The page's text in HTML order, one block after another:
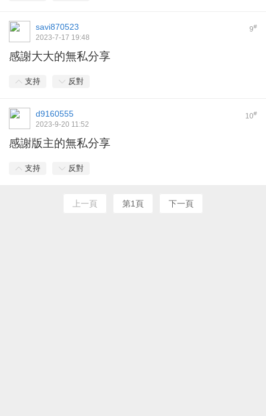
9#
savi870523
2023-7-17 19:48
感謝大大的無私分享
支持 反對
10#
d9160555
2023-9-20 11:52
感謝版主的無私分享
支持 反對
上一頁 第1頁 下一頁